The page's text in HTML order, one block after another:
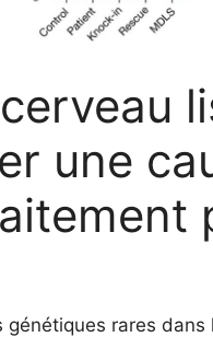
une
rares dans